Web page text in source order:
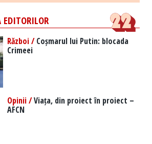
EDITORILOR
Război /Coșmarul lui Putin: blocada
Crimeei
Opinii /Viața, din proiect în proiect –
AFCN